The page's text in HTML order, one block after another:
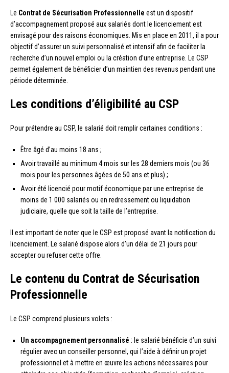
Le Contrat de Sécurisation Professionnelle est un dispositif
d’accompagnement proposé aux salariés dont le licenciement est
envisagé pour des raisons économiques. Mis en place en 2011, il a pour
objectif d’assurer un suivi personnalisé et intensif afin de faciliter la
recherche d’un nouvel emploi ou la création d’une entreprise. Le CSP
permet également de bénéficier d’un maintien des revenus pendant une
période déterminée.
Les conditions d’éligibilité au CSP
Pour prétendre au CSP, le salarié doit remplir certaines conditions :
Être âgé d’au moins 18 ans ;
Avoir travaillé au minimum 4 mois sur les 28 derniers mois (ou 36
mois pour les personnes âgées de 50 ans et plus) ;
Avoir été licencié pour motif économique par une entreprise de
moins de 1 000 salariés ou en redressement ou liquidation
judiciaire, quelle que soit la taille de l’entreprise.
Il est important de noter que le CSP est proposé avant la notification du
licenciement. Le salarié dispose alors d’un délai de 21 jours pour
accepter ou refuser cette offre.
Le contenu du Contrat de Sécurisation
Professionnelle
Le CSP comprend plusieurs volets :
Un accompagnement personnalisé : le salarié bénéficie d’un suivi
régulier avec un conseiller personnel, qui l’aide à définir un projet
professionnel et à mettre en œuvre les actions nécessaires pour